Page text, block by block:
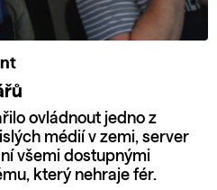
ovládnout jedno z
médií v zemi, server
všemi dostupnými
který nehraje fér.